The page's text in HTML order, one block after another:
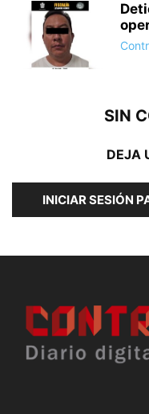
SIN
DEJA
INICIAR SESIÓN